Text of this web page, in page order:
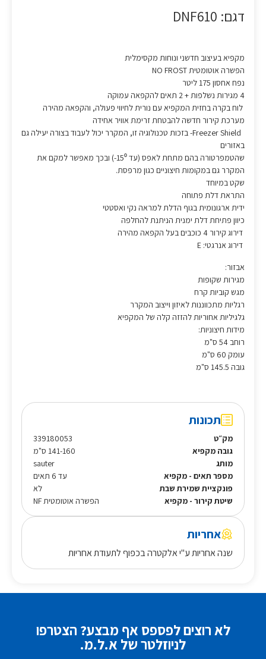
דגם: DNF610
מקפיא בעיצוב חדשני ונוחות מקסימלית
הפשרה אוטומטית NO FROST
נפח אחסון 175 ליטר
4 מגירות נשלפות + 2 תאים להקפאה עמוקה
לוח בקרה בחזית המקפיא עם נורית לחיווי פעולה, והקפאה מהירה
מערכת קירור חדשה להבטחת זרימת אוויר אחידה
Freezer Shield- בזכות טכנולוגיה זו, המקרר יכול לעבוד בצורה יעילה גם
באזורים
שהטמפרטורה בהם מתחת לאפס (עד 15⁰-) ובכך מאפשר למקם את
המקרר גם במקומות חיצוניים כגון מרפסת.
שקט במיוחד
התראת דלת פתוחה
ידית ארגונומית בגוף הדלת למראה נקי ואסטטי
כיוון פתיחת דלת ימנית הניתנת להחלפה
דירוג קירור 4 כוכבים בעל הקפאה מהירה
דירוג אנרגטי: E
אבזור:
מגירות שקופות
מגש קוביות קרח
רגליות מתכווננות לאיזון וייצוב המקרר
גלגיליות אחוריות להזזה קלה של המקפיא
מידות חיצוניות:
רוחב 54 ס"מ
עומק 60 ס"מ
גובה 145.5 ס"מ
תכונות
מק״ט
339180053
גובה מקפיא
141-160 ס"מ
מותג
sauter
מספר תאים - מקפיא
עד 6 תאים
פונקציית שמירת שבת
לא
שיטת קירור - מקפיא
הפשרה אוטומטית NF
אחריות
שנה אחריות ע"י אלקטרה בכפוף לתעודת אחריות
לא רוצים לפספס אף מבצע? הצטרפו
לניוזלטר של א.ל.מ.